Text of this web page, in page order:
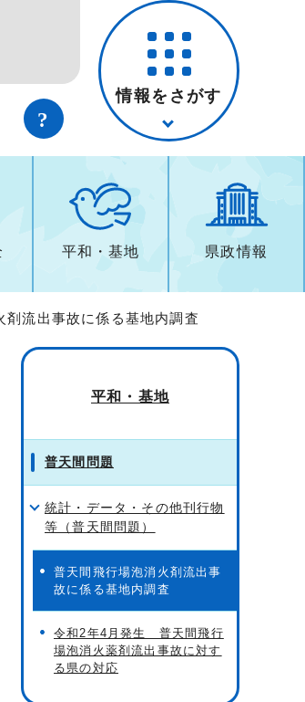
情報をさがす
平和・基地 県政情報
剤流出事故に係る基地内調査
平和・基地
普天間問題
統計・データ・その他刊行物
等（普天間問題）
普天間飛行場泡消火剤流出事
故に係る基地内調査
令和2年4月発生 普天間飛行
場泡消火薬剤流出事故に対す
る県の対応